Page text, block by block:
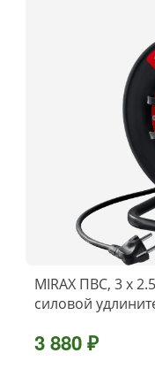
MIRAX ПВС, 3 х
силовой
3 880 ₽